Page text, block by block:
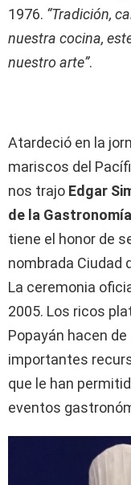
1976. “Tradición,
nuestra cocina,
nuestro arte”.
Atardeció en la
mariscos del
nos trajo Edgar
de la
tiene el honor de
nombrada Ciudad
La ceremonia
2005. Los ricos
Popayán hacen
importantes
que le han
eventos